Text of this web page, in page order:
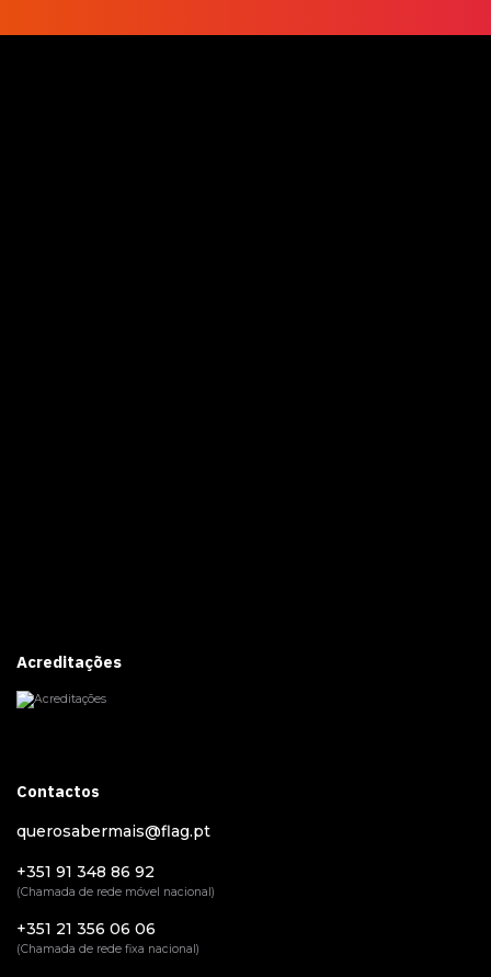
Acreditações
Contactos
querosabermais@flag.pt
+351 91 348 86 92
(Chamada de rede móvel nacional)
+351 21 356 06 06
(Chamada de rede fixa nacional)